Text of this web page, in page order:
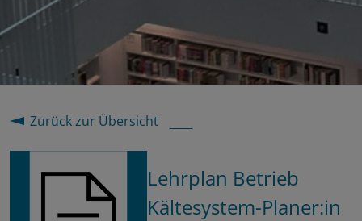
Zurück zur Übersicht
Lehrplan Betrieb
Kältesystem-Planer:in